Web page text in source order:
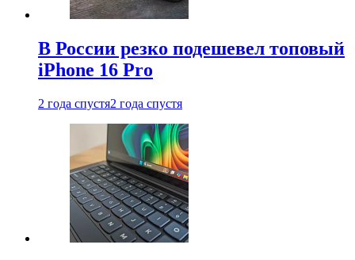
В России резко подешевел топовый
iPhone 16 Pro
2 года спустя2 года спустя